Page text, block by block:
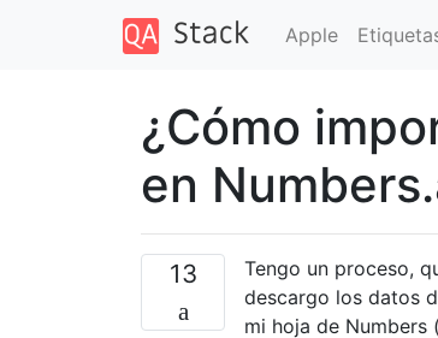
Apple
¿Cómo
en
13
Tengo un proceso,
descargo los datos
mi hoja de Numbers